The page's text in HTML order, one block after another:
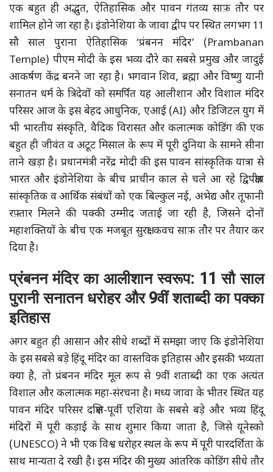
एक बहुत ही अद्भुत, ऐतिहासिक और पावन गंतव्य साफ़ तौर पर
शामिल होने जा रहा है। इंडोनेशिया के जावा द्वीप पर स्थित लगभग 11
सौ साल पुराना ऐतिहासिक ‘प्रंबनन मंदिर’ (Prambanan
Temple) पीएम मोदी के इस भव्य दौरे का सबसे प्रमुख और जादुई
आकर्षण केंद्र बनने जा रहा है। भगवान शिव, ब्रह्मा और विष्णु यानी
सनातन धर्म के त्रिदेवों को समर्पित यह आलीशान और विशाल मंदिर
परिसर आज के इस बेहद आधुनिक, एआई (AI) और डिजिटल युग में
भी भारतीय संस्कृति, वैदिक विरासत और कलात्मक कोडिंग की एक
बहुत ही जीवंत व अटूट मिसाल के रूप में पूरी दुनिया के सामने सीना
ताने खड़ा है। प्रधानमंत्री नरेंद्र मोदी की इस पावन सांस्कृतिक यात्रा से
भारत और इंडोनेशिया के बीच प्राचीन काल से चले आ रहे द्विपक्षीय
सांस्कृतिक व आर्थिक संबंधों को एक बिल्कुल नई, अभेद्य और तूफानी
रफ़्तार मिलने की पक्की उम्मीद जताई जा रही है, जिसने दोनों
महाशक्तियों के बीच एक मजबूत सुरक्षा कवच साफ़ तौर पर तैयार कर
दिया है।
प्रंबनन मंदिर का आलीशान स्वरूप: 11 सौ साल
पुरानी सनातन धरोहर और 9वीं शताब्दी का पक्का
इतिहास
अगर बहुत ही आसान और सीधे शब्दों में समझा जाए कि इंडोनेशिया
के इस सबसे बड़े हिंदू मंदिर का वास्तविक इतिहास और इसकी भव्यता
क्या है, तो प्रंबनन मंदिर मूल रूप से 9वीं शताब्दी का एक अत्यंत
विशाल और कलात्मक महा-संरचना है। मध्य जावा के भीतर स्थित यह
पावन मंदिर परिसर दक्षिण-पूर्वी एशिया के सबसे बड़े और भव्य हिंदू
मंदिरों में पूरी कड़ाई के साथ शुमार किया जाता है, जिसे यूनेस्को
(UNESCO) ने भी एक विश्व धरोहर स्थल के रूप में पूरी पारदर्शिता के
साथ मान्यता दे रखी है। इस मंदिर की मुख्य आंतरिक कोडिंग सीधे तौर